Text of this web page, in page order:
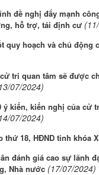
đề nghị đẩy mạnh
hỗ trợ, tái định cư
quy hoạch và chủ động
tri quan tâm sẽ được
07/2024)
ý kiến, kiến nghị của cử
07/2024)
thứ 18, HĐND tỉnh khóa X
đánh giá cao sự lãnh
Nhà nước (17/07/2024)